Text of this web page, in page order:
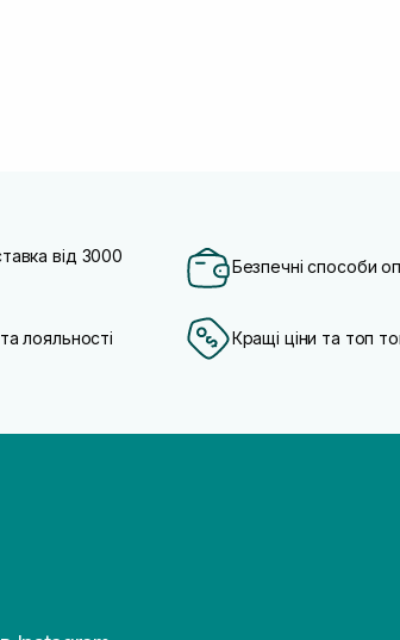
від 3000
Безпечні способи
лояльності Кращі ціни та топ